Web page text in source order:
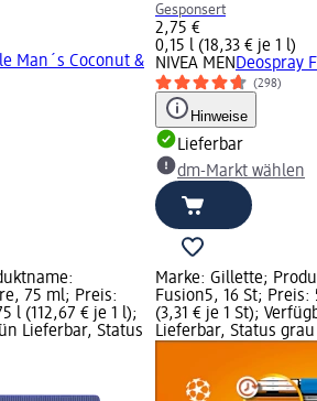
Man´s Coconut &
Gesponsert
2,75 €
0,15 l (18,33 € je 1 l)
NIVEA MEN Deospray
(298)
Hinweise
Lieferbar
dm-Markt wählen
75 ml; Preis:
l (112,67 € je 1 l);
Lieferbar, Status
Marke: Gillette;
Fusion5, 16 St;
(3,31 € je 1 St);
Lieferbar, Status